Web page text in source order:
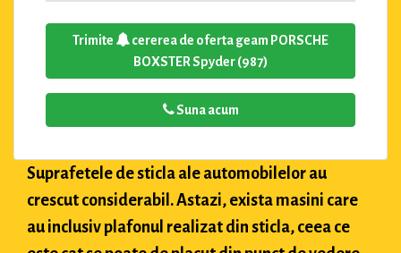
Trimite
cererea de oferta geam PORSCHE
BOXSTER Spyder (987)
Suna acum
Suprafetele de sticla ale automobilelor au
crescut considerabil. Astazi, exista masini care
au inclusiv plafonul realizat din sticla, ceea ce